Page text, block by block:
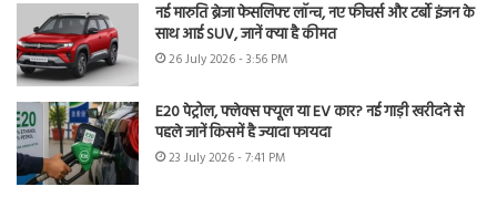
नई मारुति ब्रेजा फेसलिफ्ट लॉन्च, नए फीचर्स और टर्बो इंजन के
साथ आई SUV, जानें क्या है कीमत
26 July 2026 - 3:56 PM
E20 पेट्रोल, फ्लेक्स फ्यूल या EV कार? नई गाड़ी खरीदने से
पहले जानें किसमें है ज्यादा फायदा
23 July 2026 - 7:41 PM